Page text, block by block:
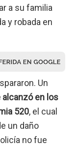
a su familia
y robada en
Un
alcanzó en los
520, el cual
un daño
no fue